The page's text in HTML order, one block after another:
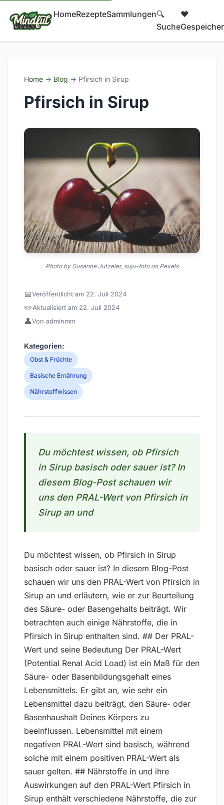
HomeRezepteSammlungen🔍
Suche
❤️
Home → Blog → Pfirsich in Sirup
Pfirsich in Sirup
Photo by Susanne Jutzeler, suju-foto on Pexels
📅Veröffentlicht am 22. Juli 2024
✏️Aktualisiert am 22. Juli 2024
👤Von adminmm
Kategorien:
Obst & Früchte
Basische Ernährung
Nährstoffwissen
Du möchtest wissen, ob Pfirsich
in Sirup basisch oder sauer ist? In
diesem Blog-Post schauen wir
uns den PRAL-Wert von Pfirsich in
Sirup an und
Du möchtest wissen, ob Pfirsich in Sirup
basisch oder sauer ist? In diesem Blog-Post
schauen wir uns den PRAL-Wert von Pfirsich in
Sirup an und erläutern, wie er zur Beurteilung
des Säure- oder Basengehalts beiträgt. Wir
betrachten auch einige Nährstoffe, die in
Pfirsich in Sirup enthalten sind. ## Der PRAL-
Wert und seine Bedeutung Der PRAL-Wert
(Potential Renal Acid Load) ist ein Maß für den
Säure- oder Basenbildungsgehalt eines
Lebensmittels. Er gibt an, wie sehr ein
Lebensmittel dazu beiträgt, den Säure- oder
Basenhaushalt Deines Körpers zu
beeinflussen. Lebensmittel mit einem
negativen PRAL-Wert sind basisch, während
solche mit einem positiven PRAL-Wert als
sauer gelten. ## Nährstoffe in und ihre
Auswirkungen auf den PRAL-Wert Pfirsich in
Sirup enthält verschiedene Nährstoffe, die zur